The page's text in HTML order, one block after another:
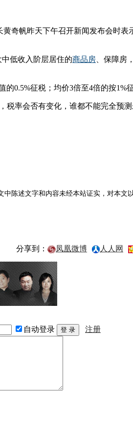
奇帆昨天下午召开新闻发布会时
低收入阶层居住的商品房 、保障房
0.5%征税；均价3倍至4倍的按1%
税率会否有变化，谁都不能完全预
陈述文字和内容未经本站证实，对本
分享到：
凤凰微博 人人网
自动登录 注册